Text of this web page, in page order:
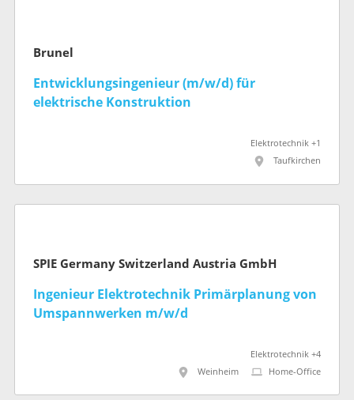
Brunel
Entwicklungsingenieur (m/w/d) für
elektrische Konstruktion
Elektrotechnik +1
Taufkirchen
SPIE Germany Switzerland Austria GmbH
Ingenieur Elektrotechnik Primärplanung von
Umspannwerken m/w/d
Elektrotechnik +4
Weinheim
Home-Office